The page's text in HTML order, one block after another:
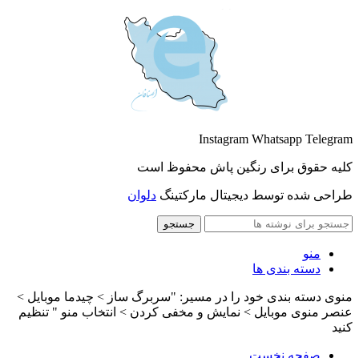
Instagram Whatsapp Telegram
کلیه حقوق برای رنگین پاش محفوظ است
طراحی شده توسط دیجیتال مارکتینگ دلوان
جستجو
منو
دسته بندی ها
منوی دسته بندی خود را در مسیر: "سربرگ ساز > چیدما موبایل >
عنصر منوی موبایل > نمایش و مخفی کردن > انتخاب منو " تنظیم
کنید
صفحه نخست